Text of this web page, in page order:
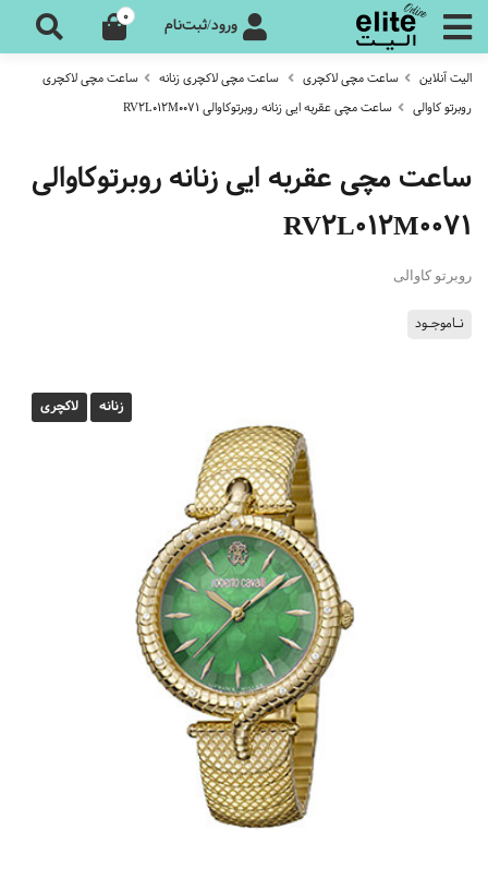
ورود/ثبت‌نام 0
الیت آنلاین ساعت مچی لاکچری ساعت مچی لاکچری زنانه
ساعت مچی لاکچری
روبرتو کاوالی
ساعت مچی عقربه ایی زنانه روبرتوکاوالی RV2L012M0071
ساعت مچی عقربه ایی زنانه روبرتوکاوالی
RV2L012M0071
روبرتو کاوالی
نـاموجـود
زنانه لاکچری